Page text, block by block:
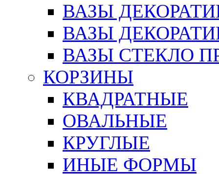
ВАЗЫ
ВАЗЫ
ВАЗЫ СТЕКЛО
КОРЗИНЫ
КВАДРАТНЫЕ
ОВАЛЬНЫЕ
КРУГЛЫЕ
ИНЫЕ ФОРМЫ